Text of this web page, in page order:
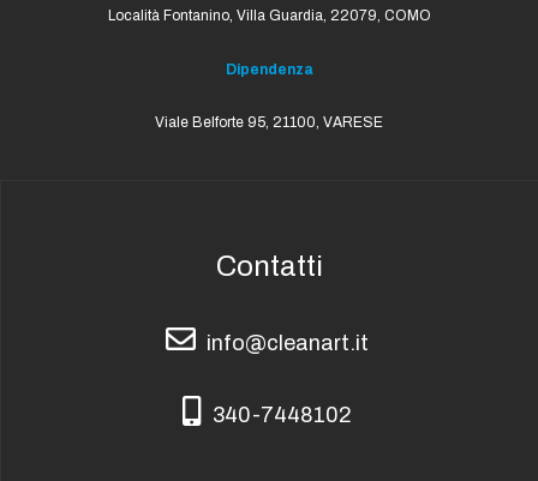
Località Fontanino, Villa Guardia, 22079, COMO
Dipendenza
Viale Belforte 95, 21100, VARESE
Contatti
info@cleanart.it
info@cleanart.it
340-7448102
340-7448102